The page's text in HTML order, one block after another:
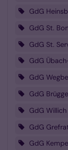
GdG
GdG St.
GdG St.
GdG
GdG
GdG
GdG Willich
GdG
GdG